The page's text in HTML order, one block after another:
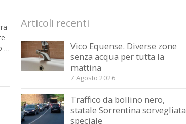
…
Articoli recenti
Vico Equense. Diverse zone
senza acqua per tutta la
mattina
7 Agosto 2026
Traffico da bollino nero,
statale Sorrentina sorvegliata
speciale